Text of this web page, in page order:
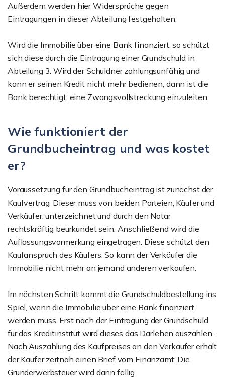
Außerdem werden hier Widersprüche gegen
Eintragungen in dieser Abteilung festgehalten.
Wird die Immobilie über eine Bank finanziert, so schützt
sich diese durch die Eintragung einer Grundschuld in
Abteilung 3. Wird der Schuldner zahlungsunfähig und
kann er seinen Kredit nicht mehr bedienen, dann ist die
Bank berechtigt, eine Zwangsvollstreckung einzuleiten.
Wie funktioniert der
Grundbucheintrag und was kostet
er?
Voraussetzung für den Grundbucheintrag ist zunächst der
Kaufvertrag. Dieser muss von beiden Parteien, Käufer und
Verkäufer, unterzeichnet und durch den Notar
rechtskräftig beurkundet sein. Anschließend wird die
Auflassungsvormerkung eingetragen. Diese schützt den
Kaufanspruch des Käufers. So kann der Verkäufer die
Immobilie nicht mehr an jemand anderen verkaufen.
Im nächsten Schritt kommt die Grundschuldbestellung ins
Spiel, wenn die Immobilie über eine Bank finanziert
werden muss. Erst nach der Eintragung der Grundschuld
für das Kreditinstitut wird dieses das Darlehen auszahlen.
Nach Auszahlung des Kaufpreises an den Verkäufer erhält
der Käufer zeitnah einen Brief vom Finanzamt: Die
Grunderwerbsteuer wird dann fällig.